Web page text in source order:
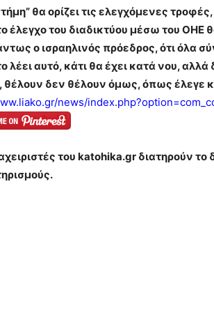
θα ορίζει τις ελεγχόμενες
έλεγχο του διαδικτύου μέσω του ΟΗΕ
ο ισραηλινός πρόεδρος, ότι όλα
λέει αυτό, κάτι θα έχει κατά νου,
θέλουν δεν θέλουν όμως, όπως έλεγε
news/
του katohika.gr διατηρούν